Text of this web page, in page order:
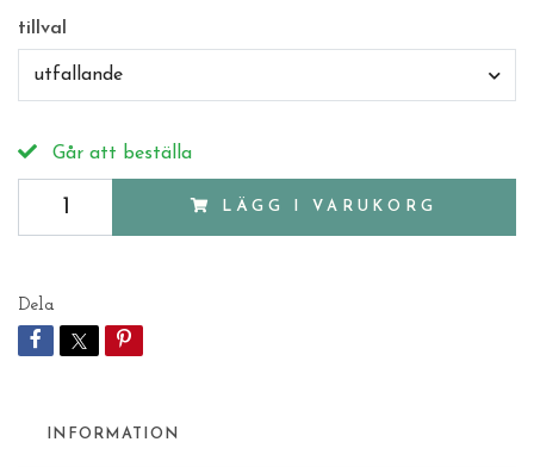
tillval
utfallande
Går att beställa
LÄGG I VARUKORG
Dela
INFORMATION